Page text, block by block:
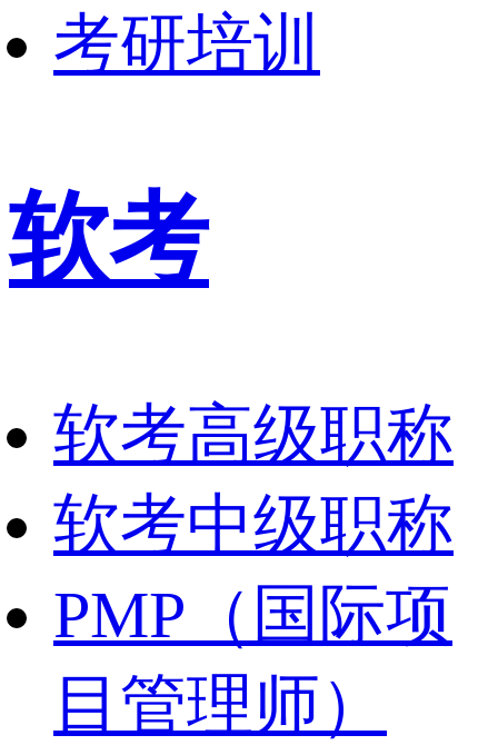
考研培训
软考
软考高级职称
软考中级职称
PMP（国际项
目管理师）